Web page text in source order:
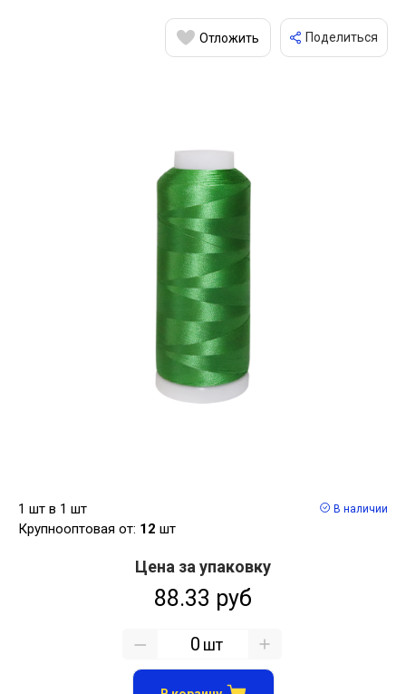
Отложить Поделиться
1 шт в 1 шт
Крупнооптовая от: 12 шт
В наличии
Цена за упаковку
88.33 руб
шт